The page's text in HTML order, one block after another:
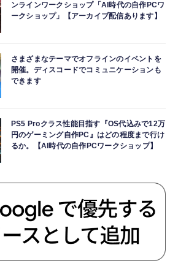
ンラインワークショップ「AI時代の自作PCワ
ークショップ」【アーカイブ配信あります】
さまざまなテーマでオフラインのイベントを
開催。ディスコードでコミュニケーションも
できます
PS5 Proクラス性能目指す『OS代込みで12万
円のゲーミング自作PC』はどの程度まで行け
るか。【AI時代の自作PCワークショップ】